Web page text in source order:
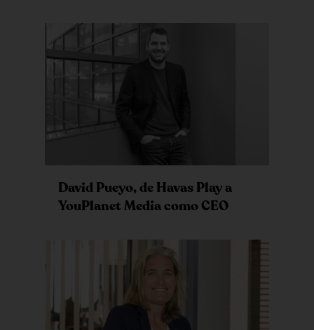
David Pueyo, de Havas Play a
YouPlanet Media como CEO